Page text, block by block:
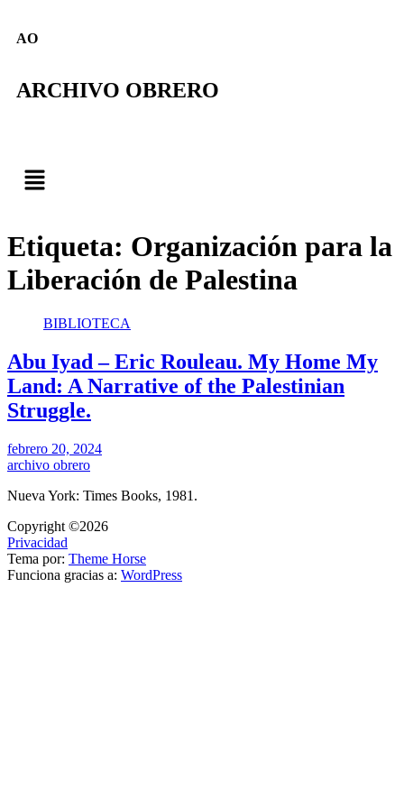
AO
ARCHIVO OBRERO
Etiqueta: Organización para la
Liberación de Palestina
BIBLIOTECA
Abu Iyad – Eric Rouleau. My Home My
Land: A Narrative of the Palestinian
Struggle.
febrero 20, 2024
archivo obrero
Nueva York: Times Books, 1981.
Copyright ©2026
Privacidad
Tema por: Theme Horse
Funciona gracias a: WordPress